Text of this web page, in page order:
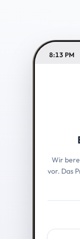
8:13 PM
Wir
vor. Das